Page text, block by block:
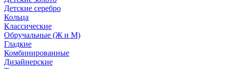
Детские серебро
Кольца
Классические
Обручальные (Ж и М)
Гладкие
Комбинированные
Дизайнерские